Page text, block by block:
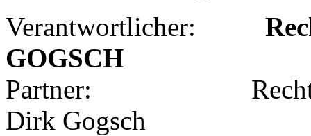
Verantwortlicher:
GOGSCH
Partner:
Dirk Gogsch